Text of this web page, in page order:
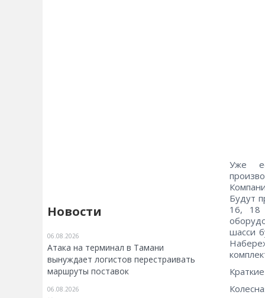
Новости
06.08.2026
Атака на терминал в Тамани
вынуждает логистов перестраивать
маршруты поставок
06.08.2026
Уже
Будут
16, 18
шасси